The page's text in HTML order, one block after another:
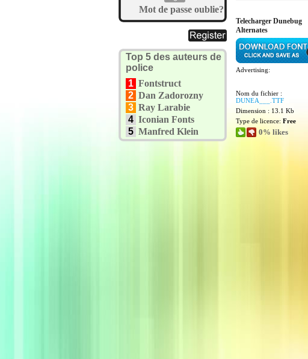
Mot de passe oublie?
Top 5 des auteurs de
police
1 Fontstruct
2 Dan Zadorozny
3 Ray Larabie
4 Iconian Fonts
5 Manfred Klein
Telecharger Dunebug
Alternates
Advertising:
Nom du fichier :
DUNEA___.TTF
Dimension : 13.1 Kb
Type de licence: Free
0% likes